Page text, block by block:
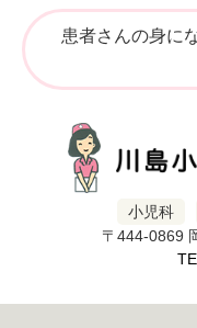
患者さんの身に
小児科
〒444-0869